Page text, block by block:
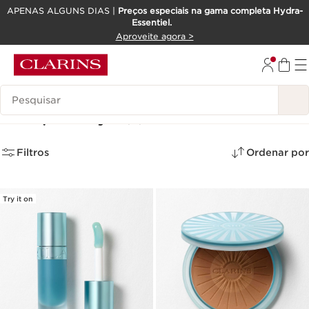
SALTAR PARA O CONTEÚDO
APENAS ALGUNS DIAS | Preços especiais na gama completa Hydra-
Essentiel.
Aproveite agora >
Pesquisar Legenda
Coleção Cryo (4)
Filtros Ordenar por
Try it on